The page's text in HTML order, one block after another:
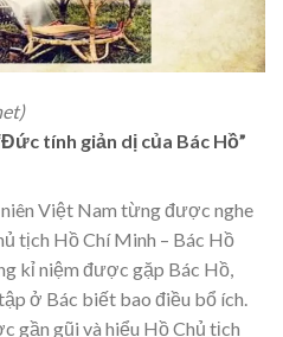
tính giản dị của Bác Hồ”
Việt Nam từng được nghe
tịch Hồ Chí Minh – Bác Hồ
kỉ niệm được gặp Bác Hồ,
ở Bác biết bao điều bổ ích.
gần gũi và hiểu Hồ Chủ tịch